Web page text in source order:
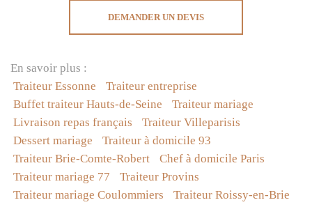
DEMANDER UN DEVIS
En savoir plus :
Traiteur Essonne
Traiteur entreprise
Buffet traiteur Hauts-de-Seine
Traiteur mariage
Livraison repas français
Traiteur Villeparisis
Dessert mariage
Traiteur à domicile 93
Traiteur Brie-Comte-Robert
Chef à domicile Paris
Traiteur mariage 77
Traiteur Provins
Traiteur mariage Coulommiers
Traiteur Roissy-en-Brie